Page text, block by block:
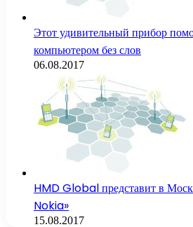
Этот удивительный прибор
компьютером без слов
06.08.2017
HMD Global представит в
Nokia»
15.08.2017